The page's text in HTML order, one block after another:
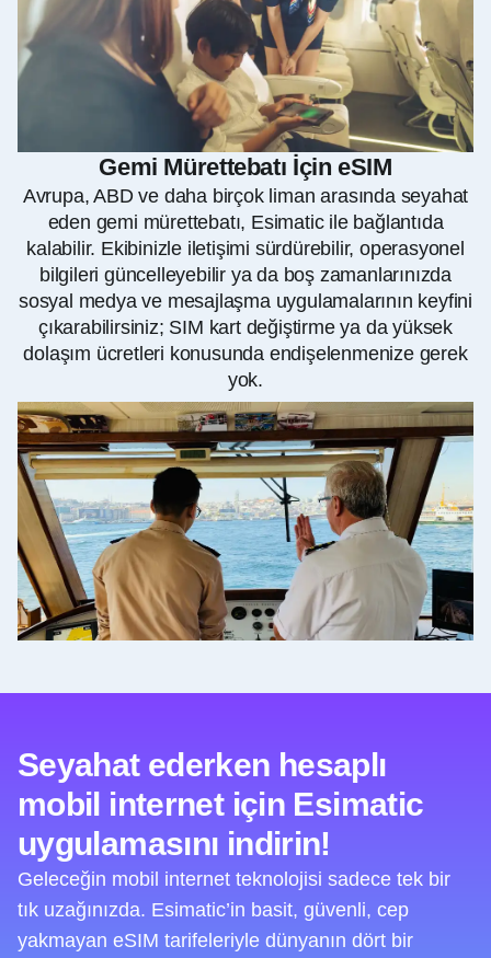
Gemi Mürettebatı İçin eSIM
Avrupa, ABD ve daha birçok liman arasında seyahat
eden gemi mürettebatı, Esimatic ile bağlantıda
kalabilir. Ekibinizle iletişimi sürdürebilir, operasyonel
bilgileri güncelleyebilir ya da boş zamanlarınızda
sosyal medya ve mesajlaşma uygulamalarının keyfini
çıkarabilirsiniz; SIM kart değiştirme ya da yüksek
dolaşım ücretleri konusunda endişelenmenize gerek
yok.
Seyahat ederken hesaplı
mobil internet için Esimatic
uygulamasını indirin!
Geleceğin mobil internet teknolojisi sadece tek bir
tık uzağınızda. Esimatic’in basit, güvenli, cep
yakmayan eSIM tarifeleriyle dünyanın dört bir